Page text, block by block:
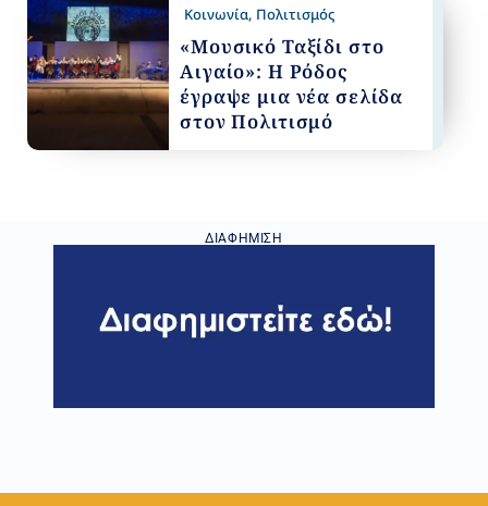
Κοινωνία, Πολιτισμός
«Μουσικό Ταξίδι στο
Αιγαίο»: Η Ρόδος
έγραψε μια νέα σελίδα
στον Πολιτισμό
ΔΙΑΦΉΜΙΣΗ